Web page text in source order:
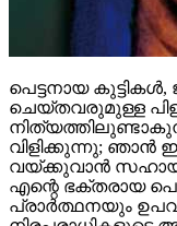
പെട്ടനായ
ചെയ്തവരുമുള്ള
വിളിക്കുന്നു; ഞാൻ
വയ്ക്കുവാൻ
എന്റെ ഭക്തരായ
പ്രാർത്ഥനയും